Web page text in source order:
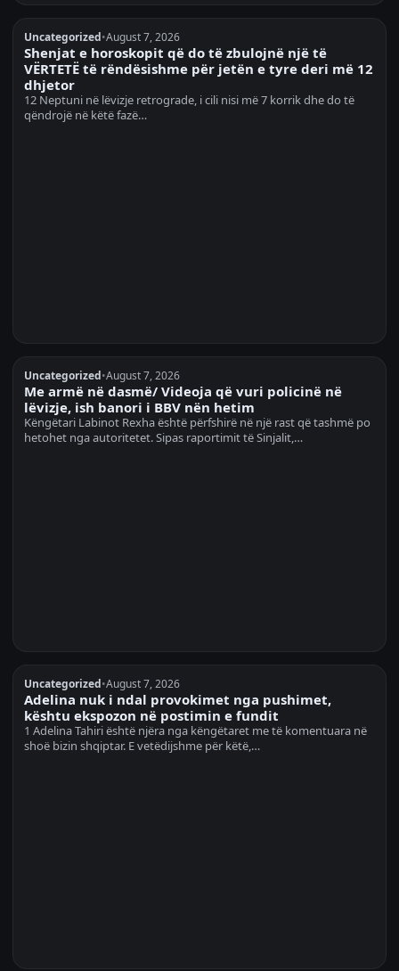
Uncategorized•August 7, 2026
Shenjat e horoskopit që do të zbulojnë një të
VËRTETË të rëndësishme për jetën e tyre deri më 12
dhjetor
12 Neptuni në lëvizje retrograde, i cili nisi më 7 korrik dhe do të
qëndrojë në këtë fazë…
Uncategorized•August 7, 2026
Me armë në dasmë/ Videoja që vuri policinë në
lëvizje, ish banori i BBV nën hetim
Këngëtari Labinot Rexha është përfshirë në një rast që tashmë po
hetohet nga autoritetet. Sipas raportimit të Sinjalit,…
Uncategorized•August 7, 2026
Adelina nuk i ndal provokimet nga pushimet,
kështu ekspozon në postimin e fundit
1 Adelina Tahiri është njëra nga këngëtaret me të komentuara në
shoë bizin shqiptar. E vetëdijshme për këtë,…